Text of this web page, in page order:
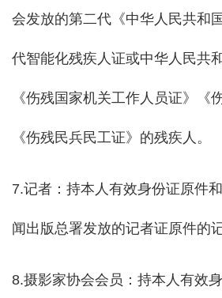
会发放的第二代《中华人民共和
代智能化残疾人证或中华人民共
《伤残国家机关工作人员证》《
《伤残民兵民工证》的残疾人。
7.记者：持本人有效身份证原件
闻出版总署发放的记者证原件的记
8.摄影家协会会员：持本人有效